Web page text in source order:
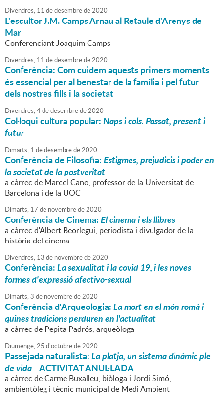
Divendres, 11 dedesembrede2020
L'escultor J.M. Camps Arnau al Retaule d'Arenys de
Mar
Conferenciant Joaquim Camps
Divendres, 11 dedesembrede2020
Conferència: Com cuidem aquests primers moments
és essencial per al benestar de la família i pel futur
dels nostres fills i la societat
Divendres,4dedesembrede2020
Col·loqui cultura popular:Naps i cols. Passat, present i
futur
Dimarts, 1 dedesembrede2020
Conferència de Filosofia:Estigmes, prejudicis i poder en
la societat de la postveritat
a càrrec de Marcel Cano, professor de la Universitat de
Barcelona i de la UOC
Dimarts, 17 de novembrede2020
Conferència de Cinema:El cinema i els llibres
a càrrec d'Albert Beorlegui, periodista i divulgador de la
història del cinema
Divendres, 13 de novembrede2020
Conferència:La sexualitat i la covid 19, i les noves
formes d'expressió afectivo-sexual
Dimarts,3 de novembrede2020
Conferència d'Arqueologia:La mort en el món romà i
quines tradicions perduren en l'actualitat
a càrrec de Pepita Padrós, arqueòloga
Diumenge,25 d'octubrede2020
Passejada naturalista:La platja, un sistema dinàmic ple
de vida ACTIVITAT ANUL·LADA
a càrrec de Carme Buxalleu, biòloga i Jordi Simó,
ambientòleg i tècnic municipal de Medi Ambient